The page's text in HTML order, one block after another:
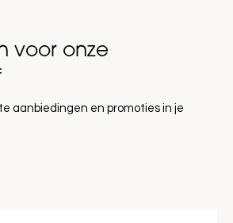
voor onze
aanbiedingen en promoties in je